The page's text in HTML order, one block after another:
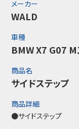
メーカー
WALD
車種
BMW X7 G07
商品名
サイドステップ
商品詳細
●サイドステップ